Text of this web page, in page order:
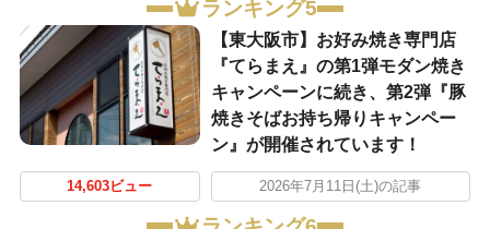
ランキング5
【東大阪市】お好み焼き専門店
『てらまえ』の第1弾モダン焼き
キャンペーンに続き、第2弾『豚
焼きそばお持ち帰りキャンペー
ン』が開催されています！
14,603ビュー 2026年7月11日(土)の記事